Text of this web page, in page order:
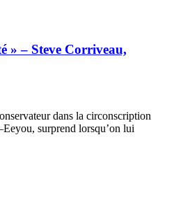
» – Steve Corriveau,
dans la circonscription
surprend lorsqu’on lui